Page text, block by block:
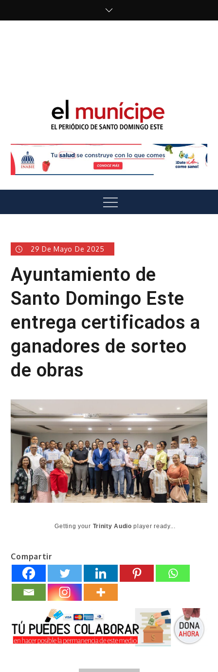
El Munícipe
Menu
29 De Mayo De 2025
Ayuntamiento de
Santo Domingo Este
entrega certificados a
ganadores de sorteo
de obras
Getting your Trinity Audio player ready...
Compartir